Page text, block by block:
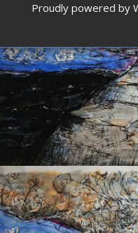
Proudly powered by